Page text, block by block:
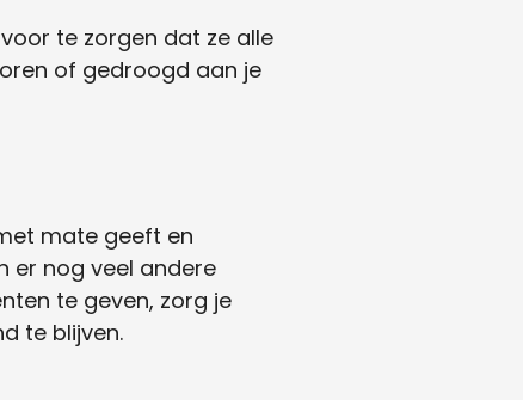
te zorgen dat ze alle
of gedroogd aan je
mate geeft en
er nog veel andere
te geven, zorg je
te blijven.